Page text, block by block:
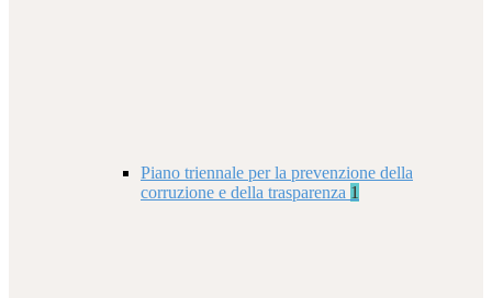
Piano triennale per la prevenzione della
corruzione e della trasparenza 1